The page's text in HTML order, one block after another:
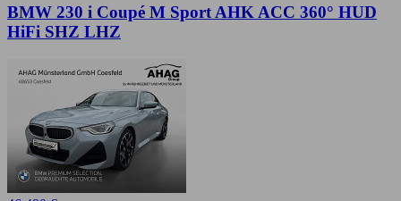
BMW 230 i Coupé M Sport AHK ACC 360° HUD
HiFi SHZ LHZ